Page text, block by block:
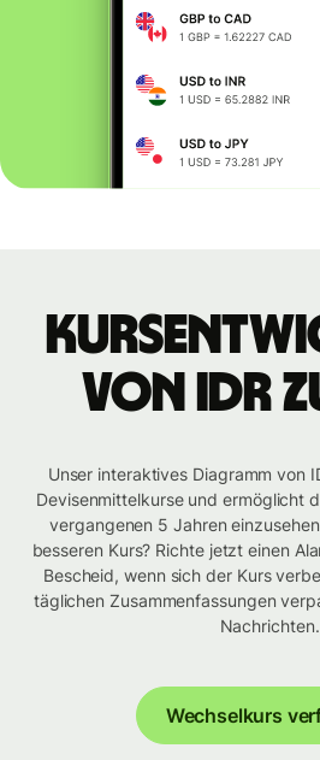
von IDR
Unser interaktives Diagramm von
Devisenmittelkurse und ermöglicht
vergangenen 5 Jahren
besseren Kurs? Richte jetzt einen
Bescheid, wenn sich der Kurs
täglichen Zusammenfassungen
Nachrichten.
Wechselkurs